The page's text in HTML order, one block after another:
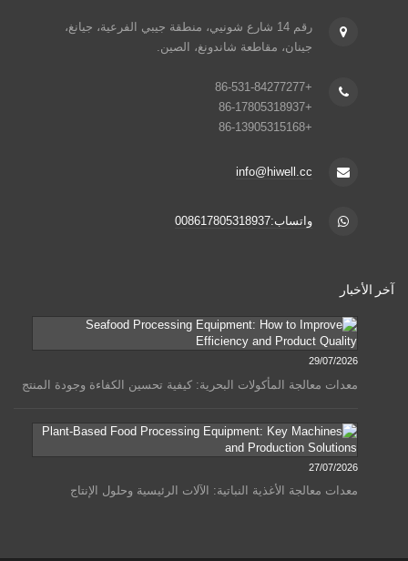
رقم 14 شارع شونيي، منطقة جيبي الفرعية، جيانغ،
جينان، مقاطعة شاندونغ، الصين.
+86-531-84277277
+86-17805318937
+86-13905315168
info@hiwell.cc
واتساب:008617805318937
آخر الأخبار
29/07/2026
معدات معالجة المأكولات البحرية: كيفية تحسين الكفاءة وجودة المنتج
27/07/2026
معدات معالجة الأغذية النباتية: الآلات الرئيسية وحلول الإنتاج